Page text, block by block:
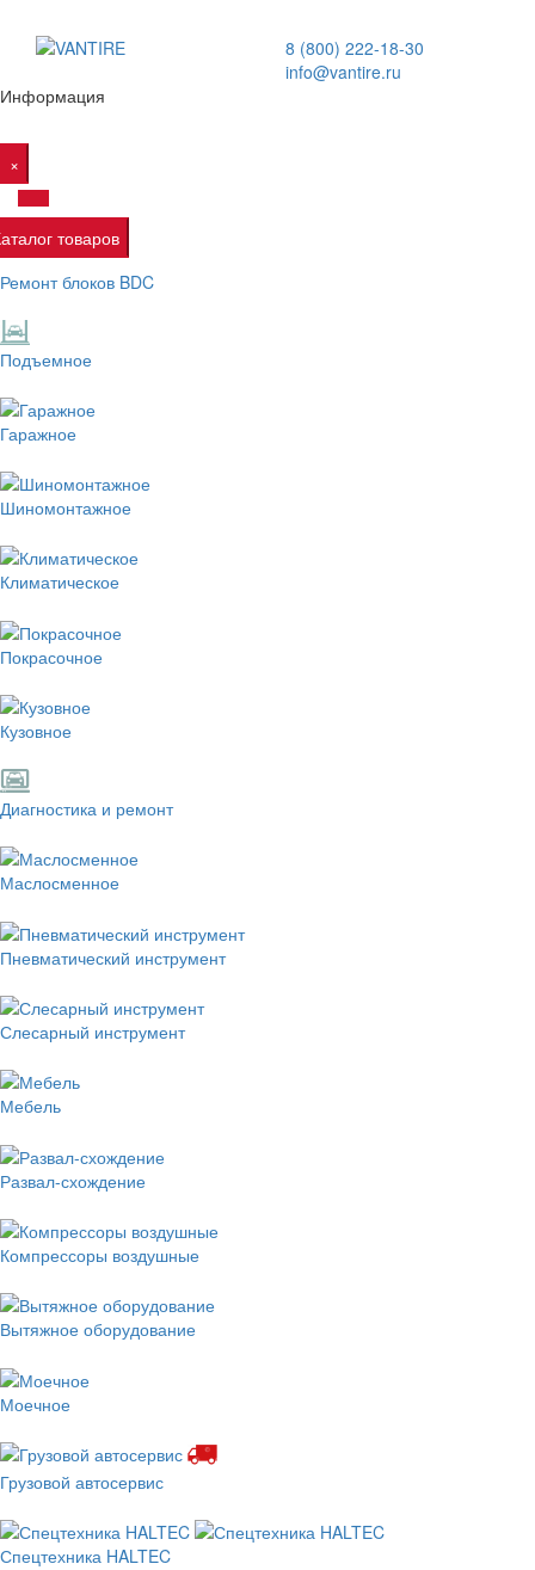
8 (800) 222-18-30
info@vantire.ru
Информация
×
товаров
Ремонт блоков BDC
Подъемное
Гаражное
Шиномонтажное
Климатическое
Покрасочное
Кузовное
Диагностика и ремонт
Маслосменное
Пневматический инструмент
Слесарный инструмент
Мебель
Развал-схождение
Компрессоры воздушные
Вытяжное оборудование
Моечное
Грузовой автосервис
Спецтехника HALTEC